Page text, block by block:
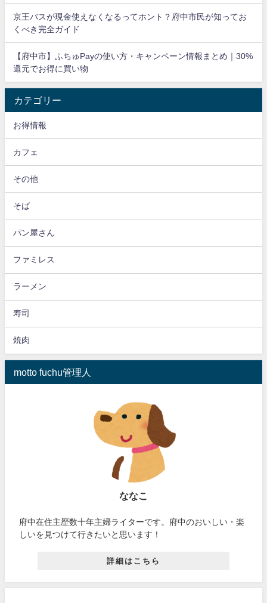
京王バスが現金使えなくなるってホント？府中市民が知ってお
くべき完全ガイド
【府中市】ふちゅPayの使い方・キャンペーン情報まとめ｜30%
還元でお得に買い物
カテゴリー
お得情報
カフェ
その他
そば
パン屋さん
ファミレス
ラーメン
寿司
焼肉
motto fuchu管理人
ななこ
府中在住主歴数十年主婦ライターです。府中のおいしい・楽
しいを見つけて行きたいと思います！
詳細はこちら